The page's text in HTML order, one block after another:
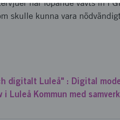
har löpande vävts in i
skulle kunna vara
digitalt Luleå" : Digital
Kommun med